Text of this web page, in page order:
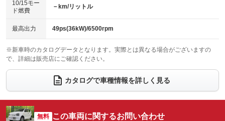
ベンチシート
：装備なし
チップアップシート
：装備なし
：装備なし ：装備あり
ウォークスルー
：装備なし
電動リアゲート フロントカメラ
：装備なし
：装備なし ：装備なし
サイドカメラ
：装備なし ルーフレール
：装備なし
10/15モー
ド燃費
－km/リットル
最高出力 49ps(36kW)/6500rpm
※新車時のカタログデータとなります。実際とは異なる場合がございますの
で、詳細は販売店にご確認ください。
カタログで車種情報を詳しく見る
無料 この車両に関するお問い合わせ